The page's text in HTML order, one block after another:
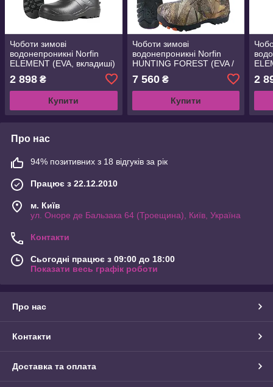
Чоботи зимові
водонепроникні Norfin
ELEMENT (EVA, вкладиші)
2 898 ₴
Купити
Чоботи зимові
водонепроникні Norfin
HUNTING FOREST (EVA /
TPR, вкладиші) -40 ° / р.42
(15990-42)
7 560₴
Купити
2
Про нас
94% позитивних з 18 відгуків за рік
Працює з 22.12.2010
м. Київ
ул. Оноре де Бальзака 64 (Троещина), Київ, Україна
Контакти
Сьогодні працює з 09:00 до 18:00
Показати весь графік роботи
Про нас
Контакти
Доставка та оплата